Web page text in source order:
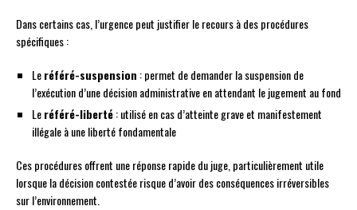
Dans certains cas, l’urgence peut justifier le recours à des procédures
spécifiques :
Leréféré-suspension : permet de demander la suspension de
l’exécution d’une décision administrative en attendant le jugement au fond
Leréféré-liberté: utilisé en cas d’atteinte grave et manifestement
illégale à une liberté fondamentale
Ces procédures offrent une réponse rapide du juge, particulièrement utile
lorsque la décision contestée risque d’avoir des conséquences irréversibles
sur l’environnement.